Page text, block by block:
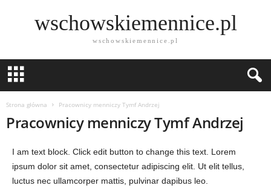
wschowskiemennice.pl
wschowskiemennice.pl
Strona główna Pracownicy menniczy Tymf Andrzej
Pracownicy menniczy Tymf Andrzej
I am text block. Click edit button to change this text. Lorem
ipsum dolor sit amet, consectetur adipiscing elit. Ut elit tellus,
luctus nec ullamcorper mattis, pulvinar dapibus leo.